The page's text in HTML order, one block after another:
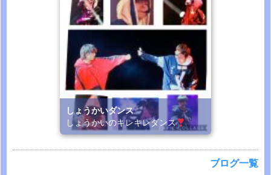
しょうかいダンス
しょうかいのキレキレダンス
ブログ一覧